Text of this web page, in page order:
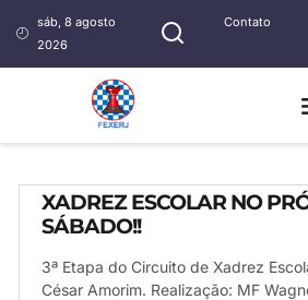
sáb, 8 agosto
2026
Contato
XADREZ ESCOLAR NO
SÁBADO!!
3ª Etapa do Circuito de Xadrez
César Amorim. Realização: MF